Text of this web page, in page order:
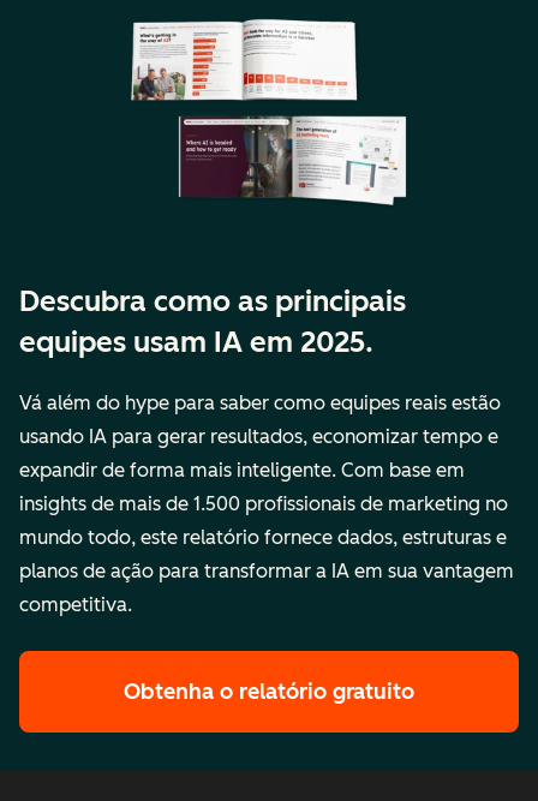
Descubra como as principais
equipes usam IA em 2025.
Vá além do hype para saber como equipes reais estão
usando IA para gerar resultados, economizar tempo e
expandir de forma mais inteligente. Com base em
insights de mais de 1.500 profissionais de marketing no
mundo todo, este relatório fornece dados, estruturas e
planos de ação para transformar a IA em sua vantagem
competitiva.
Obtenha o relatório gratuito